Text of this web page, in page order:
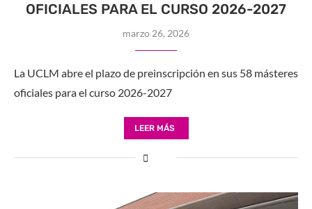
OFICIALES PARA EL CURSO 2026-2027
marzo 26, 2026
La UCLM abre el plazo de preinscripción en sus 58 másteres
oficiales para el curso 2026-2027
LEER MÁS